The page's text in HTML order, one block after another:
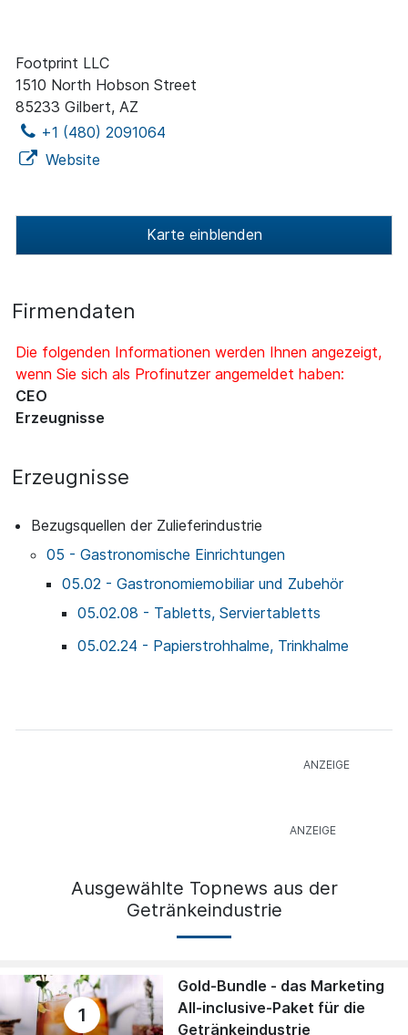
Footprint LLC
1510 North Hobson Street
85233 Gilbert, AZ
+1 (480) 2091064
Website
Karte einblenden
Firmendaten
Die folgenden Informationen werden Ihnen angezeigt,
wenn Sie sich als Profinutzer angemeldet haben:
CEO
Erzeugnisse
Erzeugnisse
Bezugsquellen der Zulieferindustrie
05 - Gastronomische Einrichtungen
05.02 - Gastronomiemobiliar und Zubehör
05.02.08 - Tabletts, Serviertabletts
05.02.24 - Papierstrohhalme, Trinkhalme
Ausgewählte Topnews aus der
Getränkeindustrie
1
Gold-Bundle - das Marketing
All-inclusive-Paket für die
Getränkeindustrie